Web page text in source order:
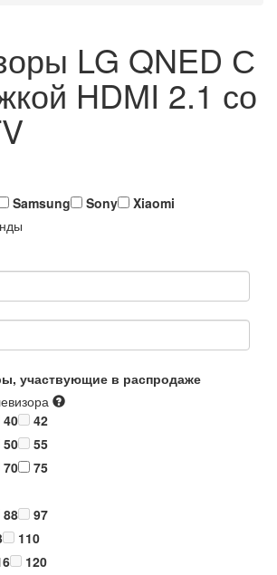
LG QNED С
HDMI 2.1 со
Samsung Sony
Xiaomi
участвующие в распродаже
40
42
50
55
70
75
88
97
110
120